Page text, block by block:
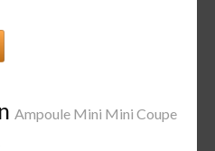
Ampoule Mini Mini Coupe